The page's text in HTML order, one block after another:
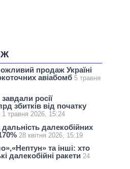
продаж Україні
авіабомб 5 травня
росії
збитків від початку
1 травня 2026, 15:24
далекобійних
28 квітня 2026, 15:19
та інші: хто
далекобійні ракети 24